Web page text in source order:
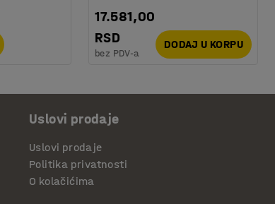
17.581,00
RSD
bez PDV-a
DODAJ U KORPU
Uslovi prodaje
Uslovi prodaje
Politika privatnosti
O kolačićima